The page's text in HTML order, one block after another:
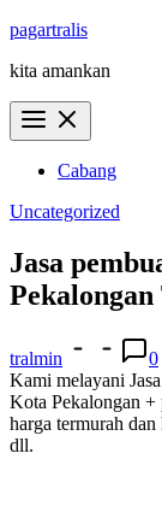
Skip
content
pagartralis
kita amankan
Cabang
Uncategorized
Jasa
tralmin
0
Kami melayani
Kota Pekalongan +
harga termurah
dll.